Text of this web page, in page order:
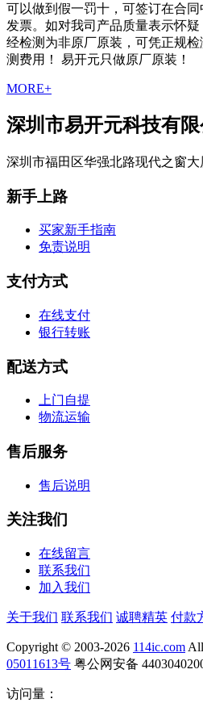
可以做到假一罚十，可签订在合
发票。如对我司产品质量表示怀
经检测为非原厂原装，可凭正规
测费用！ 易开元只做原厂原装！
MORE+
深圳市易开元科技有限
深圳市福田区华强北路现代之窗大
新手上路
买家新手指南
免责说明
支付方式
在线支付
银行转账
配送方式
上门自提
物流运输
售后服务
售后说明
关注我们
在线留言
联系我们
加入我们
关于我们 联系我们 诚聘精英 付款
Copyright © 2003-2026 114ic.com
05011613号 粤公网安备
访问量：